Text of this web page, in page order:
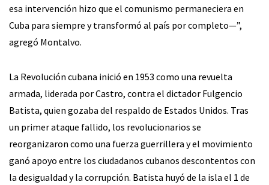
esa intervención hizo que el comunismo permaneciera en
Cuba para siempre y transformó al país por completo—”,
agregó Montalvo.
La Revolución cubana inició en 1953 como una revuelta
armada, liderada por Castro, contra el dictador Fulgencio
Batista, quien gozaba del respaldo de Estados Unidos. Tras
un primer ataque fallido, los revolucionarios se
reorganizaron como una fuerza guerrillera y el movimiento
ganó apoyo entre los ciudadanos cubanos descontentos con
la desigualdad y la corrupción. Batista huyó de la isla el 1 de